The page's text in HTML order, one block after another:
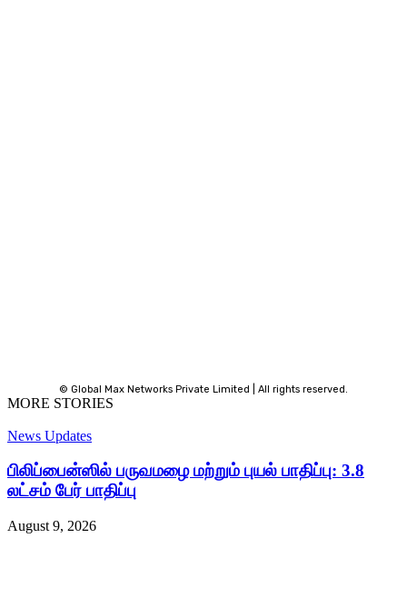
© Global Max Networks Private Limited | All rights reserved.
MORE STORIES
News Updates
பிலிப்பைன்ஸில் பருவமழை மற்றும் புயல் பாதிப்பு: 3.8
லட்சம் பேர் பாதிப்பு
August 9, 2026